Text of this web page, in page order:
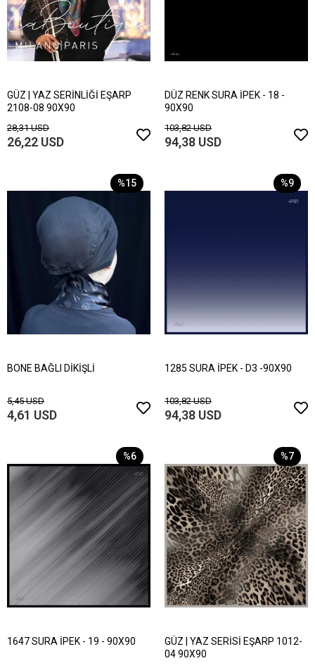
GÜZ | YAZ SERİNLİĞİ EŞARP
2108-08 90X90
28,31 USD
26,22 USD
DÜZ RENK SURA İPEK - 18 -
90X90
103,82 USD
94,38 USD
%15
BONE BAĞLI DİKİŞLİ
5,45 USD
4,61 USD
%9
1285 SURA İPEK - D3 -90X90
103,82 USD
94,38 USD
%6
1647 SURA İPEK - 19 - 90X90
%7
GÜZ | YAZ SERİSİ EŞARP 1012-
04 90X90